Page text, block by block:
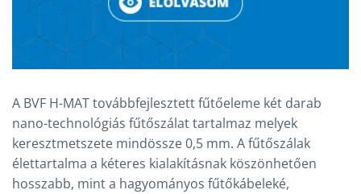
A BVF H-MAT továbbfejlesztett fűtőeleme két darab
nano-technológiás fűtőszálat tartalmaz melyek
keresztmetszete mindössze 0,5 mm. A fűtőszálak
élettartalma a kéteres kialakításnak köszönhetően
hosszabb, mint a hagyományos fűtőkábeleké,